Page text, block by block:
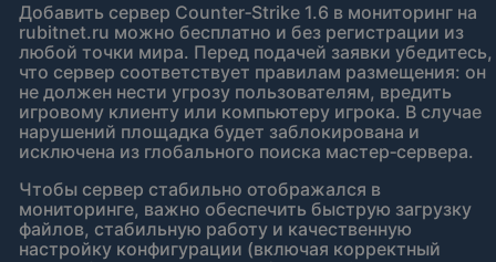
Добавить сервер Counter‑Strike 1.6 в мониторинг на
rubitnet.ru можно бесплатно и без регистрации из
любой точки мира. Перед подачей заявки убедитесь,
что сервер соответствует правилам размещения: он
не должен нести угрозу пользователям, вредить
игровому клиенту или компьютеру игрока. В случае
нарушений площадка будет заблокирована и
исключена из глобального поиска мастер‑сервера.
Чтобы сервер стабильно отображался в
мониторинге, важно обеспечить быструю загрузку
файлов, стабильную работу и качественную
настройку конфигурации (включая корректный